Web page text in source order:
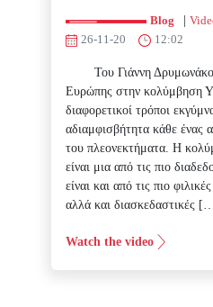
Blog |
26-11-20
12:02
Του Γιάννη
Ευρώπης στην κολύμβηση
διαφορετικοί τρόποι
αδιαμφισβήτητα κάθε ένας
του πλεονεκτήματα. Η
είναι μια από τις πιο
είναι και από τις πιο
αλλά και διασκεδαστικές
Watch the video